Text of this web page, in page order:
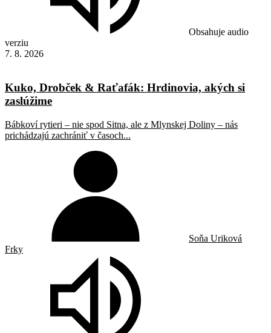
Obsahuje audio
verziu
7. 8. 2026
Kuko, Drobček & Raťafák: Hrdinovia, akých si
zaslúžime
Bábkoví rytieri – nie spod Sitna, ale z Mlynskej Doliny – nás
prichádzajú zachrániť v časoch...
Soňa Uriková
Frky